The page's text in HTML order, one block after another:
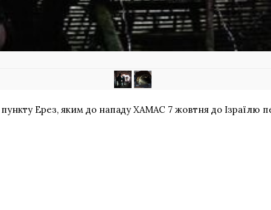
Ерез, яким до нападу ХАМАС 7 жовтня до Ізраїлю